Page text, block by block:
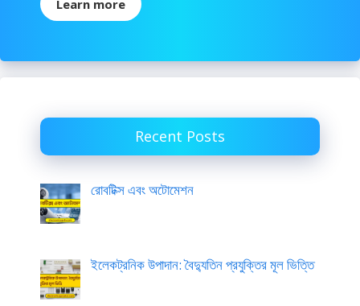
Learn more
Recent Posts
রোবটিক্স এবং অটোমেশন
ইলেকট্রনিক উপাদান: বৈদ্যুতিন প্রযুক্তির মূল ভিত্তি